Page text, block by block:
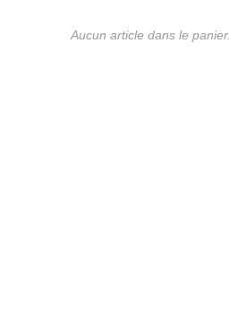
Aucun article dans le panier.